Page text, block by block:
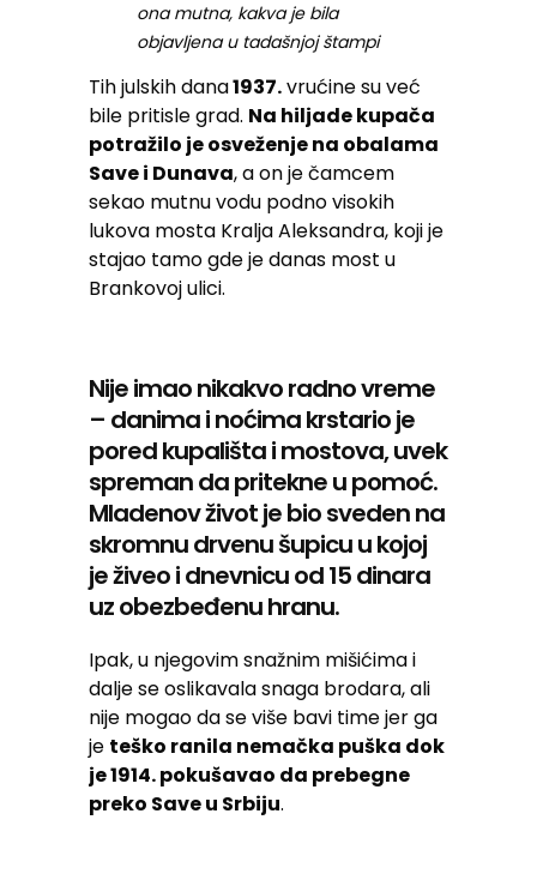
ona mutna, kakva je bila
objavljena u tadašnjoj štampi
Tih julskih dana1937.vrućine su već
bile pritisle grad. Na hiljade kupača
potražilo je osveženje na obalama
Save i Dunava, a on je čamcem
sekao mutnu vodu podno visokih
lukova mosta Kralja Aleksandra, koji je
stajao tamo gde je danas most u
Brankovoj ulici.
Nije imao nikakvo radno vreme
– danima i noćima krstario je
pored kupališta i mostova, uvek
spreman da pritekne u pomoć.
Mladenov život je bio sveden na
skromnu drvenu šupicu u kojoj
je živeo i dnevnicu od 15 dinara
uz obezbeđenu hranu.
Ipak, u njegovim snažnim mišićima i
dalje se oslikavala snaga brodara, ali
nije mogao da se više bavi time jer ga
je teško ranila nemačka puška dok
je 1914. pokušavao da prebegne
preko Save u Srbiju.